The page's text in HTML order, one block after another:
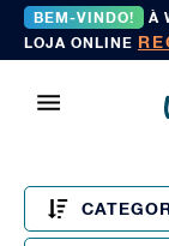
BEM-VINDO!
À
LOJA ONLINE